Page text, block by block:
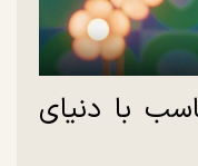
با دنیای